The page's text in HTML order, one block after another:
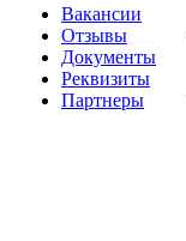
Вакансии
Отзывы
Документы
Реквизиты
Партнеры